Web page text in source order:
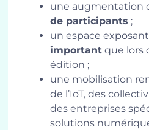
une augmentation
de participants ;
un espace
importantque lors
édition ;
une mobilisation
de l’IoT, des
des entreprises
solutions